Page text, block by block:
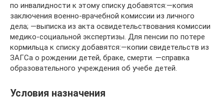
по инвалидности к этому списку добавятся:—копия
заключения военно-врачебной комиссии из личного
дела; —выписка из акта освидетельствования комиссии
медико-социальной экспертизы. Для пенсии по потере
кормильца к списку добавятся:—копии свидетельств из
ЗАГСа о рождении детей, браке, смерти. —справка
образовательного учреждения об учебе детей.
Условия назначения